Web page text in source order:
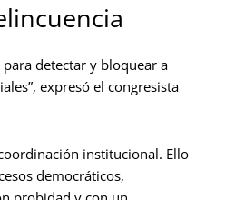
detectar y bloquear a
expresó el congresista
institucional. Ello
democráticos,